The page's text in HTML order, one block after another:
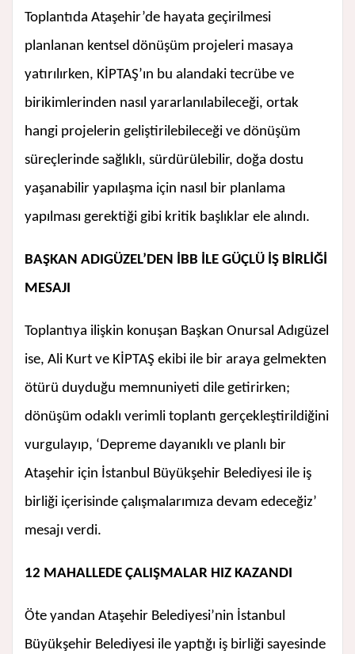
Toplantıda Ataşehir’de hayata geçirilmesi
planlanan kentsel dönüşüm projeleri masaya
yatırılırken, KİPTAŞ’ın bu alandaki tecrübe ve
birikimlerinden nasıl yararlanılabileceği, ortak
hangi projelerin geliştirilebileceği ve dönüşüm
süreçlerinde sağlıklı, sürdürülebilir, doğa dostu
yaşanabilir yapılaşma için nasıl bir planlama
yapılması gerektiği gibi kritik başlıklar ele alındı.
BAŞKAN ADIGÜZEL’DEN İBB İLE GÜÇLÜ İŞ BİRLİĞİ
MESAJI
Toplantıya ilişkin konuşan Başkan Onursal Adıgüzel
ise, Ali Kurt ve KİPTAŞ ekibi ile bir araya gelmekten
ötürü duyduğu memnuniyeti dile getirirken;
dönüşüm odaklı verimli toplantı gerçekleştirildiğini
vurgulayıp, ‘Depreme dayanıklı ve planlı bir
Ataşehir için İstanbul Büyükşehir Belediyesi ile iş
birliği içerisinde çalışmalarımıza devam edeceğiz’
mesajı verdi.
12 MAHALLEDE ÇALIŞMALAR HIZ KAZANDI
Öte yandan Ataşehir Belediyesi’nin İstanbul
Büyükşehir Belediyesi ile yaptığı iş birliği sayesinde